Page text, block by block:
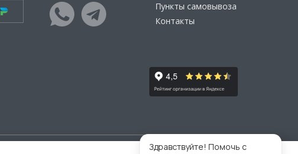
Пункты самовывоза
Контакты
Здравствуйте! Помочь с